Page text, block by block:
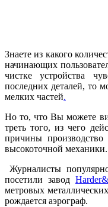
Знаете из какого
начинающих
чистке устройства
последних деталей, то
мелких частей.
Но то, что Вы можете
треть того, из чего
причины производство
высокоточной механики.
Журналисты
посетили завод
метровых
рождается аэрограф.